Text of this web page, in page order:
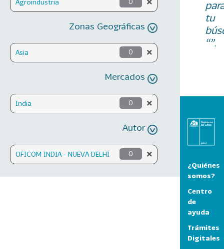
Zonas Geográficas
Asia 0
Mercados
India 0
Autor
OFICOM INDIA - NUEVA DELHI 0
tu
“”.
¿Quiénes
somos?
Centro
de
ayuda
Trámites
Digitales